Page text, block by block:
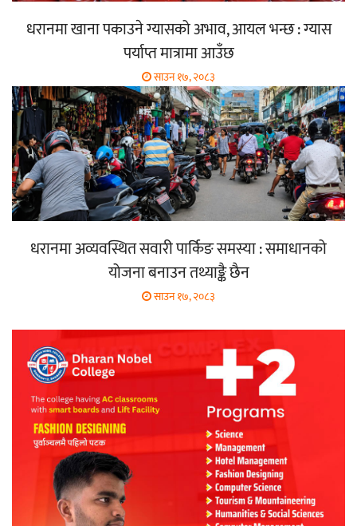
धरानमा खाना पकाउने ग्यासको अभाव, आयल भन्छ : ग्यास
पर्याप्त मात्रामा आउँछ
साउन १७, २०८३
धरानमा अव्यवस्थित सवारी पार्किङ समस्या : समाधानको
योजना बनाउन तथ्याङ्कै छैन
साउन १७, २०८३